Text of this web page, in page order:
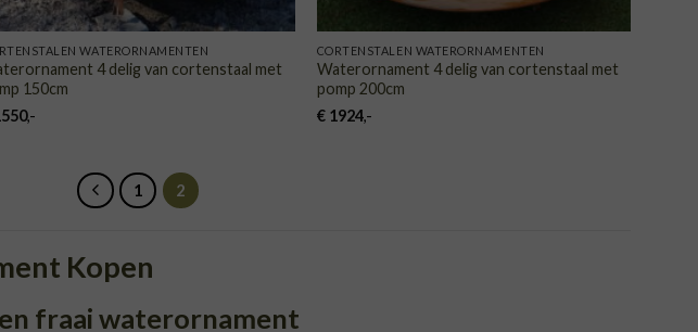
WATERORNAMENTEN
4 delig van cortenstaal met
150cm
,-
CORTENSTALEN WATERORNAMENTEN
Waterornament 4 delig van cortenstaal met
pomp 200cm
€1924,-
1 2
Kopen
fraai waterornament